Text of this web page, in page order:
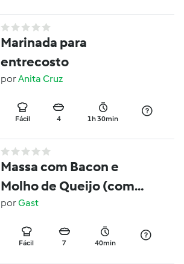
Marinada para
entrecosto
porAnita Cruz
Fácil 4 1h 30min
Massa com Bacon e
Molho de Queijo (com
legumes escondidos)
porGast
Fácil 7 40min